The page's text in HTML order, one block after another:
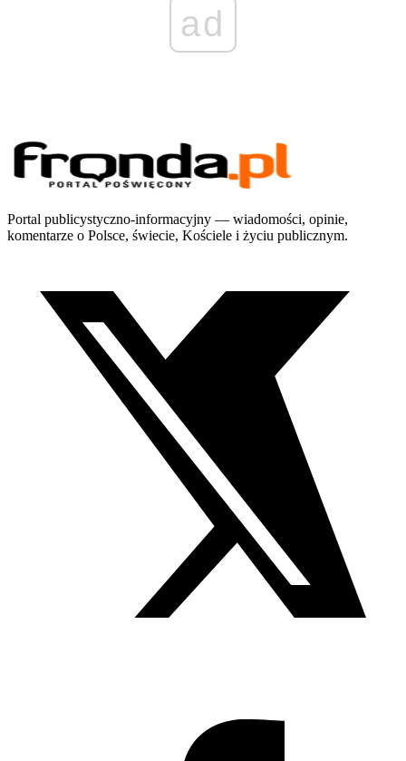
ad
Portal publicystyczno-informacyjny — wiadomości, opinie,
komentarze o Polsce, świecie, Kościele i życiu publicznym.